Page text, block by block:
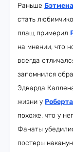
Раньше Бэтмена
стать
плащ примерил
на мнении, что
всегда
запомнился
Эдварда
жизни у Роберта
похоже, что у
Фанаты
постеры